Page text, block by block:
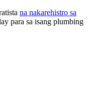
na nakarehistro sa
para sa isang plumbing